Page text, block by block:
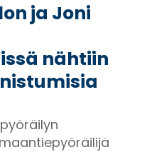
ja Joni
nähtiin